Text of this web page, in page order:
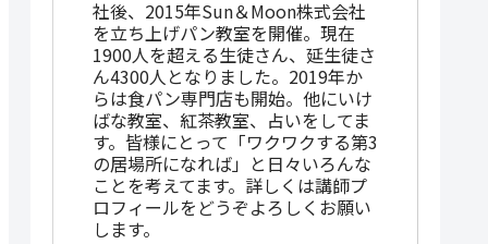
社後、2015年Sun＆Moon株式会社
を立ち上げパン教室を開催。現在
1900人を超える生徒さん、延生徒さ
ん4300人となりました。2019年か
らは食パン専門店も開始。他にいけ
ばな教室、紅茶教室、占いをしてま
す。皆様にとって「ワクワクする第3
の居場所になれば」と日々いろんな
ことを考えてます。詳しくは講師プ
ロフィールをどうぞよろしくお願い
します。